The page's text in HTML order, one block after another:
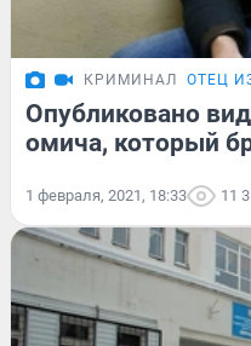
КРИМИНАЛ ОТЕЦ
Опубликовано
омича, который
1 февраля, 2021, 18:33 11